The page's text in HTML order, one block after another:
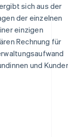
sich aus der
der einzelnen
einzigen
Rechnung für
und